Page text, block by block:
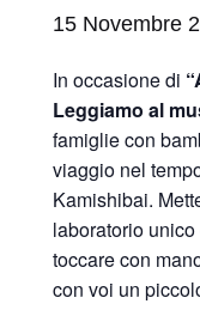
15 Novembre
In occasione di
Leggiamo al
famiglie con
viaggio nel
Kamishibai.
laboratorio
toccare con
con voi un